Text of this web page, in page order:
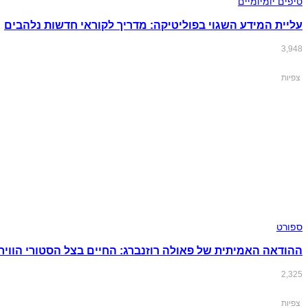
עליית המידע השגוי בפוליטיקה: מדריך לקוראי חדשות נלהבים
3,948
צפיות
ספורט
ההודאה האמיתית של פאולה רוזנברג: החיים בצל הסטורי
2,325
צפיות